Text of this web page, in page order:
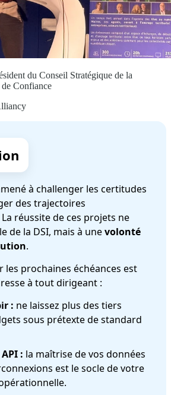
du Conseil Stratégique de la
Confiance
à challenger les certitudes
des trajectoires
réussite de ces projets ne
de la DSI, mais à unevolonté
.
les prochaines échéances est
à tout dirigeant :
: ne laissez plus des tiers
sous prétexte de standard
: la maîtrise de vos données
est le socle de votre